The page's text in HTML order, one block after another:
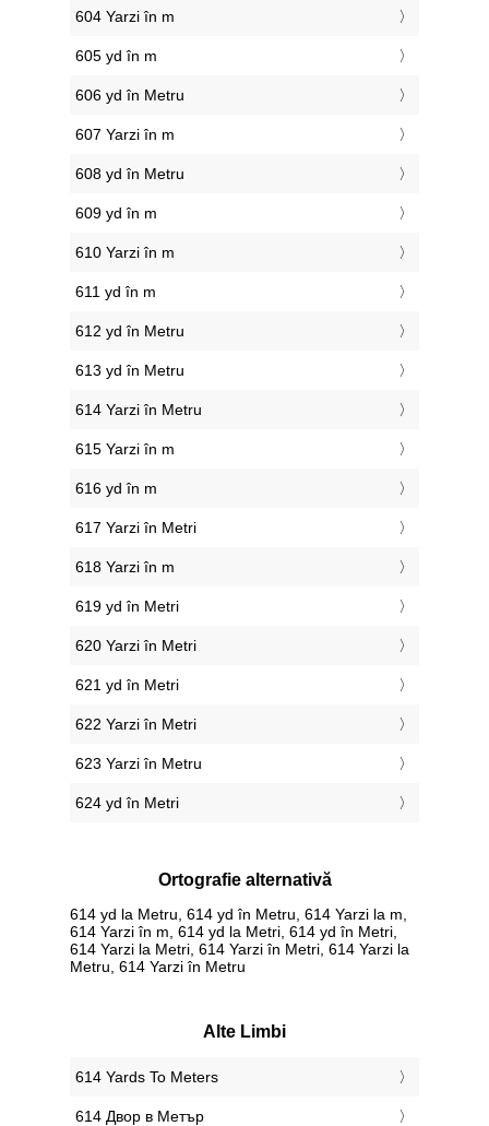
604 Yarzi în m
605 yd în m
606 yd în Metru
607 Yarzi în m
608 yd în Metru
609 yd în m
610 Yarzi în m
611 yd în m
612 yd în Metru
613 yd în Metru
614 Yarzi în Metru
615 Yarzi în m
616 yd în m
617 Yarzi în Metri
618 Yarzi în m
619 yd în Metri
620 Yarzi în Metri
621 yd în Metri
622 Yarzi în Metri
623 Yarzi în Metru
624 yd în Metri
Ortografie alternativă
614 yd la Metru, 614 yd în Metru, 614 Yarzi la m,
614 Yarzi în m, 614 yd la Metri, 614 yd în Metri,
614 Yarzi la Metri, 614 Yarzi în Metri, 614 Yarzi la
Metru, 614 Yarzi în Metru
Alte Limbi
‎614 Yards To Meters
‎614 Двор в Метър